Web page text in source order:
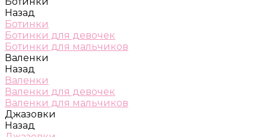
Назад
Ботинки
Ботинки для девочек
Ботинки для мальчиков
Валенки
Назад
Валенки
Валенки для девочек
Валенки для мальчиков
Джазовки
Назад